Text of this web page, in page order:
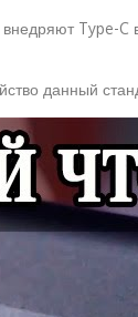
Type-C
данный